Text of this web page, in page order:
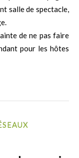
salle de spectacle,
de ne pas faire
pour les hôtes